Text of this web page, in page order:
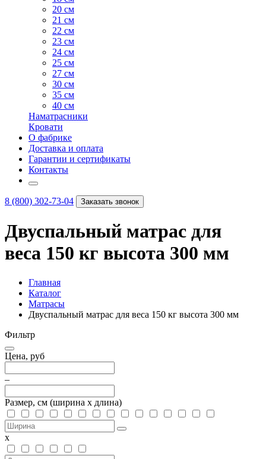
20 см
21 см
22 см
23 см
24 см
25 см
27 см
30 см
35 см
40 см
Наматрасники
Кровати
О фабрике
Доставка и оплата
Гарантии и сертификаты
Контакты
8 (800) 302-73-04 Заказать звонок
Двуспальный матрас для
веса 150 кг высота 300 мм
Главная
Каталог
Матрасы
Двуспальный матрас для веса 150 кг высота 300 мм
Фильтр
Цена, руб
–
Размер, см (ширина х длина)
х